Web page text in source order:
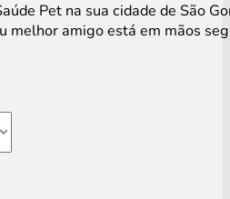
Pet na sua cidade de São
melhor amigo está em mãos